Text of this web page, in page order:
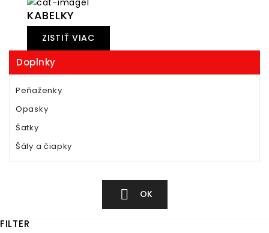
KABELKY
ZISTIŤ VIAC
Doplnky
Peňaženky
Opasky
Šatky
Šály a čiapky
 OK
FILTER